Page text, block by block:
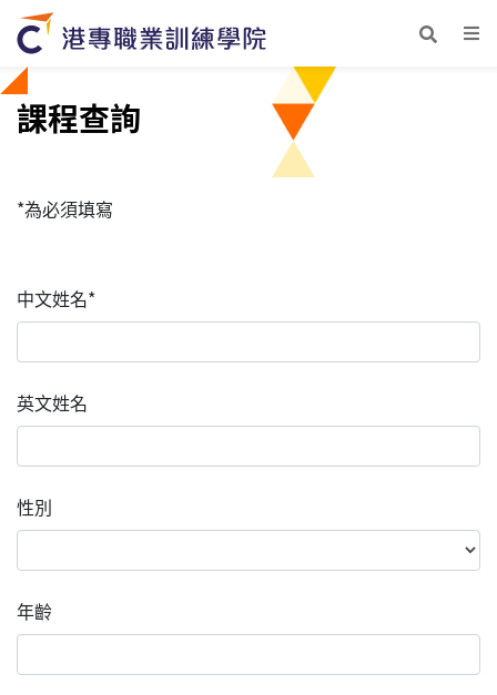
課程查詢
*為必須填寫
中文姓名*
英文姓名
性別
年齡